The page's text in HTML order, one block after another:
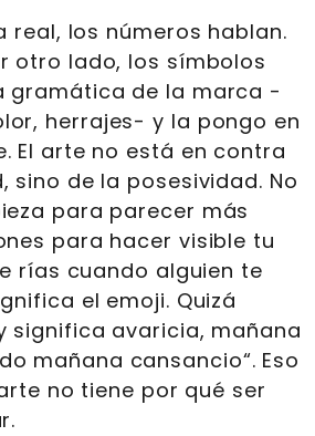
real, los números hablan.
otro lado, los símbolos
gramática de la marca -
herrajes- y la pongo en
El arte no está en contra
sino de la posesividad. No
para parecer más
para hacer visible tu
rías cuando alguien te
el emoji. Quizá
significa avaricia, mañana
mañana cansancio“. Eso
no tiene por qué ser